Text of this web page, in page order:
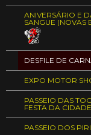
ANIVERSÁRIO E
SANGUE (NOVAS
DESFILE DE
EXPO MOTOR
PASSEIO DAS
FESTA DA CIDADE
PASSEIO DOS